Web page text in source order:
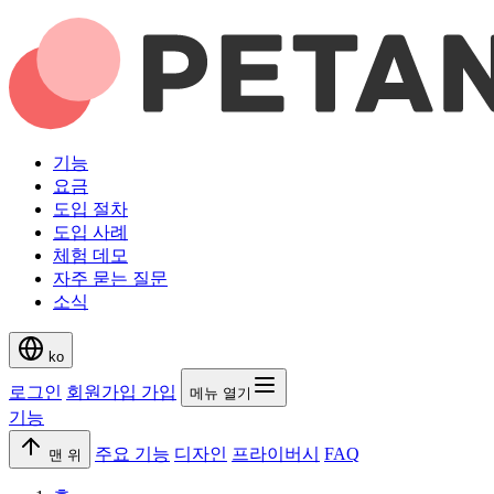
기능
요금
도입 절차
도입 사례
체험 데모
자주 묻는 질문
소식
ko
로그인 회원가입 가입 메뉴 열기
기능
맨 위 주요 기능 디자인 프라이버시 FAQ